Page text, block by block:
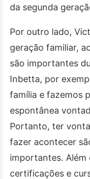
da segunda
Por outro lado,
geração familiar,
são importantes
Inbetta, por
família e fazemos
espontânea
Portanto, ter
fazer acontecer
importantes. Além
certificações e